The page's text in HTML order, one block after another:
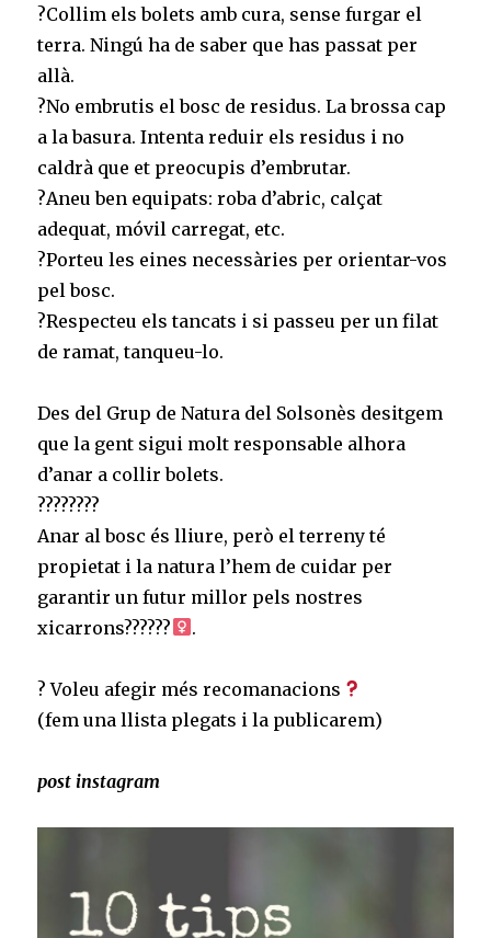
?Collim els bolets amb cura, sense furgar el
terra. Ningú ha de saber que has passat per
allà.⠀
?No embrutis el bosc de residus. La brossa cap
a la basura. Intenta reduir els residus i no
caldrà que et preocupis d’embrutar.⠀
?Aneu ben equipats: roba d’abric, calçat
adequat, móvil carregat, etc.⠀
?Porteu les eines necessàries per orientar-vos
pel bosc.⠀
?Respecteu els tancats i si passeu per un filat
de ramat, tanqueu-lo. ⠀
Des del Grup de Natura del Solsonès desitgem
que la gent sigui molt responsable alhora
d’anar a collir bolets. ⠀
????????⠀
Anar al bosc és lliure, però el terreny té
propietat i la natura l’hem de cuidar per
garantir un futur millor pels nostres
xicarrons??????‍
. ⠀
? Voleu afegir més recomanacions
(fem una llista plegats i la publicarem)⠀
post instagram